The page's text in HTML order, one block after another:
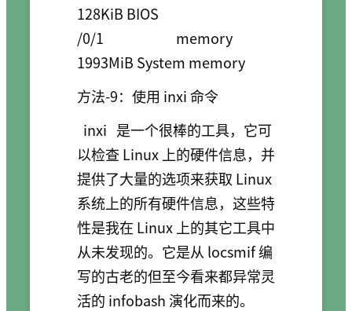
128KiB BIOS
/0/1                       memory
1993MiB System memory
方法-9：使用 inxi 命令
inxi 是一个很棒的工具，它可
以检查 Linux 上的硬件信息，并
提供了大量的选项来获取 Linux
系统上的所有硬件信息，这些特
性是我在 Linux 上的其它工具中
从未发现的。它是从 locsmif 编
写的古老的但至今看来都异常灵
活的 infobash 演化而来的。